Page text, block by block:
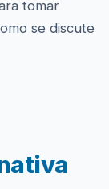
tomar
se discute